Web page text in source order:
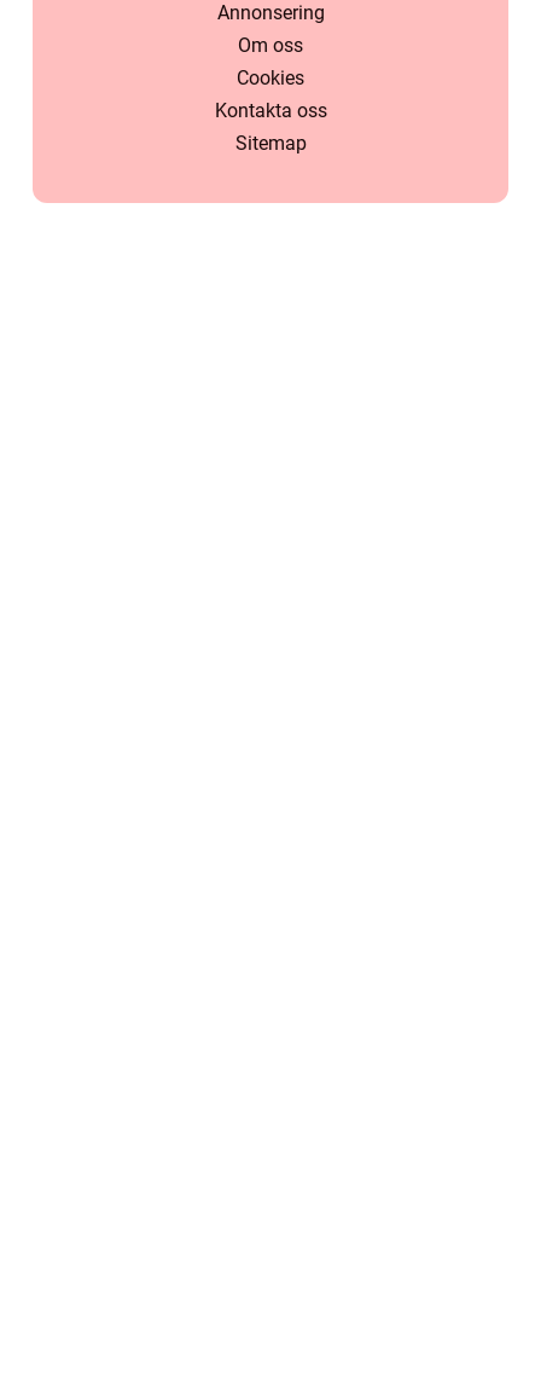
Annonsering
Om oss
Cookies
Kontakta oss
Sitemap